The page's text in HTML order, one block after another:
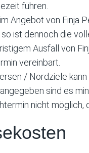
führen.
Angebot von Finja
ist dennoch die
Ausfall von
vereinbart.
/ Nordziele
sind es
nicht möglich,